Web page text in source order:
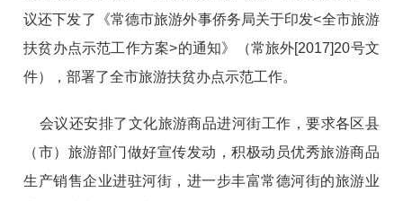
议还下发了《常德市旅游外事侨务局关于印发<全市旅游
扶贫办点示范工作方案>的通知》（常旅外[2017]20号文
件），部署了全市旅游扶贫办点示范工作。
会议还安排了文化旅游商品进河街工作，要求各区县
（市）旅游部门做好宣传发动，积极动员优秀旅游商品
生产销售企业进驻河街，进一步丰富常德河街的旅游业